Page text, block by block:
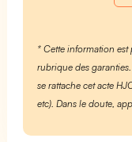
* Cette information est
rubrique des
se rattache cet acte
etc). Dans le doute,